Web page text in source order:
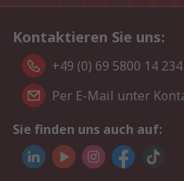
Kontaktieren Sie uns:
+49 (0) 69 5800 14 234
Per E-Mail unter
Sie finden uns auch auf: